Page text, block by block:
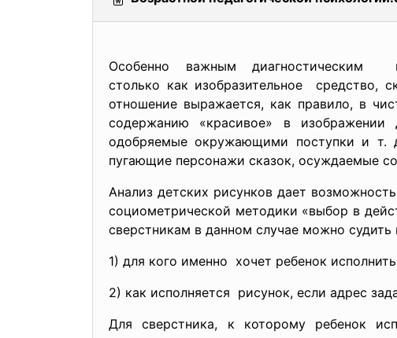
Особенно важным диагностическим
столько как изобразительное средство,
отношение выражается, как правило, в
содержанию «красивое» в
одобряемые окружающими поступки и т.
пугающие персонажи сказок, осуждаемые
Анализ детских рисунков дает
социометрической методики «выбор в
сверстникам в данном случае можно
1) для кого именно хочет ребенок исполнить
2) как исполняется рисунок, если адрес
Для сверстника, к которому ребенок